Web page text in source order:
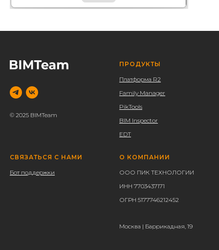
© 2025 BIMTeam
ПРОДУКТЫ
Платформа R2
Family Manager
PikTools
BIM Inspector
EDT
СВЯЗАТЬСЯ С НАМИ
Бот поддержки
О КОМПАНИИ
ООО ПИК ТЕХНОЛОГИИ
ИНН 7703437171
ОГРН 5177746212452
Москва | Баррикадная, 19